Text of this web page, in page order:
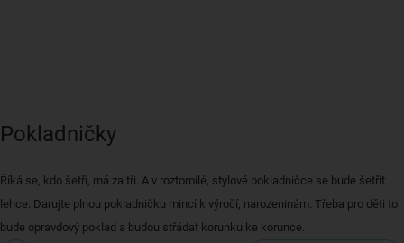
Pokladničky
Říká se, kdo šetří, má za tři. A v roztomilé, stylové pokladničce se bude šetřit
lehce. Darujte plnou pokladničku mincí k výročí, narozeninám. Třeba pro děti to
bude opravdový poklad a budou střádat korunku ke korunce.